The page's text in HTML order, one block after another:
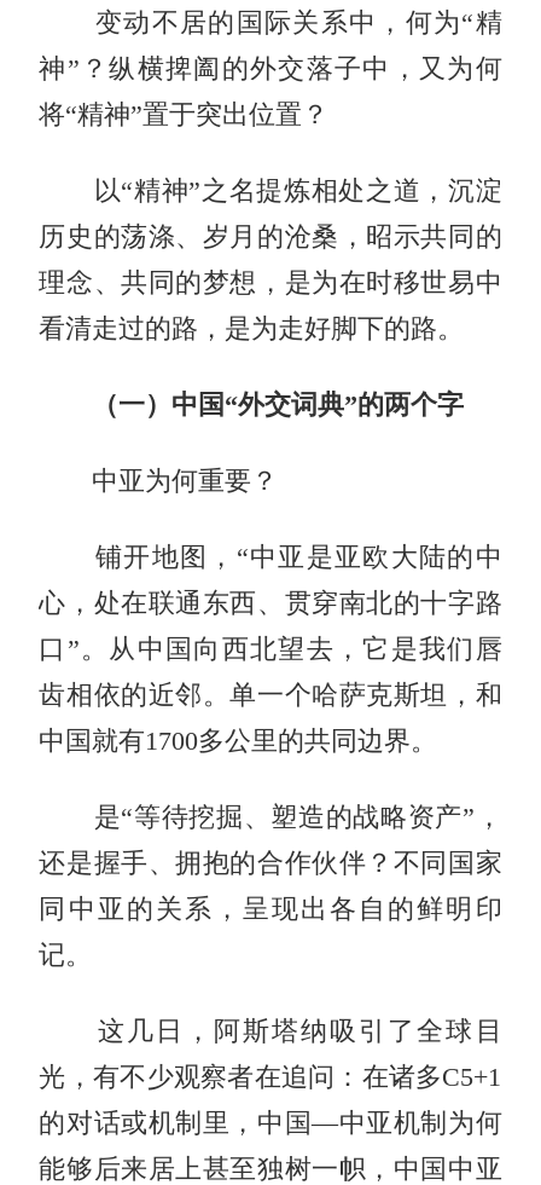
变动不居的国际关系中，何为“精
神”？纵横捭阖的外交落子中，又为何
将“精神”置于突出位置？
以“精神”之名提炼相处之道，沉淀
历史的荡涤、岁月的沧桑，昭示共同的
理念、共同的梦想，是为在时移世易中
看清走过的路，是为走好脚下的路。
（一）中国“外交词典”的两个字
中亚为何重要？
铺开地图，“中亚是亚欧大陆的中
心，处在联通东西、贯穿南北的十字路
口”。从中国向西北望去，它是我们唇
齿相依的近邻。单一个哈萨克斯坦，和
中国就有1700多公里的共同边界。
是“等待挖掘、塑造的战略资产”，
还是握手、拥抱的合作伙伴？不同国家
同中亚的关系，呈现出各自的鲜明印
记。
这几日，阿斯塔纳吸引了全球目
光，有不少观察者在追问：在诸多C5+1
的对话或机制里，中国—中亚机制为何
能够后来居上甚至独树一帜，中国中亚